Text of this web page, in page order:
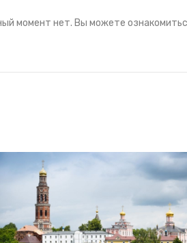
момент нет. Вы можете